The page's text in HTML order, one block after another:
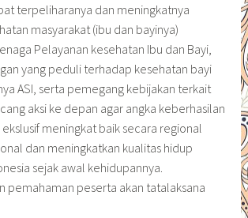
terpeliharanya dan meningkatnya
masyarakat (ibu dan bayinya)
Pelayanan kesehatan Ibu dan Bayi,
yang peduli terhadap kesehatan bayi
ASI, serta pemegang kebijakan terkait
aksi ke depan agar angka keberhasilan
ekslusif meningkat baik secara regional
dan meningkatkan kualitas hidup
sejak awal kehidupannya.
pemahaman peserta akan tatalaksana